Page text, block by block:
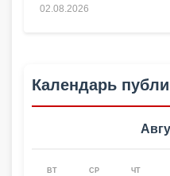
02.08.2026
Календарь
ВТ СР ЧТ